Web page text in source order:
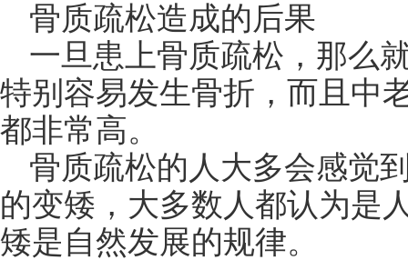
骨质疏松造成的后果
一旦患上骨质疏松，那么
特别容易发生骨折，而且中
都非常高。
骨质疏松的人大多会感觉
的变矮，大多数人都认为是
矮是自然发展的规律。